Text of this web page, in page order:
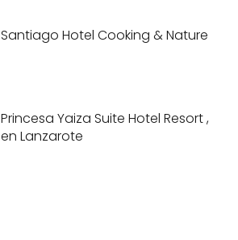
Santiago Hotel Cooking & Nature
Princesa Yaiza Suite Hotel Resort ,
en Lanzarote